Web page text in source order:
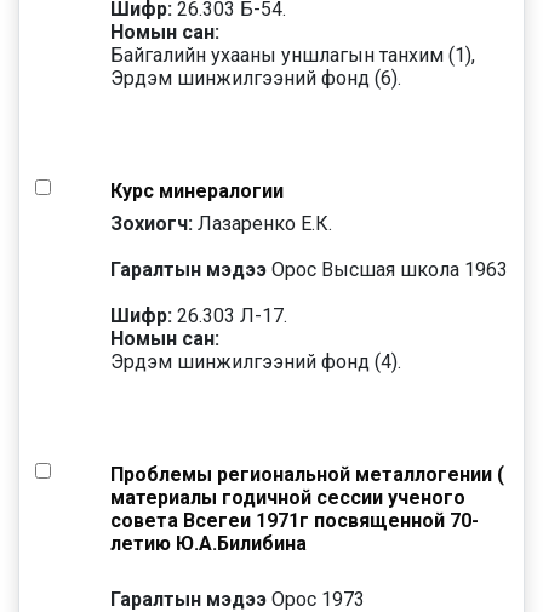
Шифр: 26.303 Б-54.
Номын сан:
Байгалийн ухааны уншлагын танхим (1),
Эрдэм шинжилгээний фонд (6).
Курс минералогии
Зохиогч: Лазаренко Е.К.
Гаралтын мэдээ Орос Высшая школа 1963
Шифр: 26.303 Л-17.
Номын сан:
Эрдэм шинжилгээний фонд (4).
Проблемы региональной металлогении (
материалы годичной сессии ученого
совета Всегеи 1971г посвященной 70-
летию Ю.А.Билибина
Гаралтын мэдээ Орос 1973